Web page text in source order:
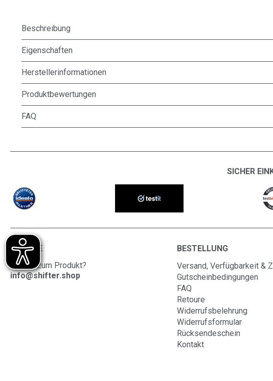
Beschreibung
Eigenschaften
Herstellerinformationen
Produktbewertungen
FAQ
SICHER
SERVICE
Fragen zum Produkt?
info@shifter.shop
BESTELLUNG
Versand, Verfügbarkeit &
Gutscheinbedingungen
FAQ
Retoure
Widerrufsbelehrung
Widerrufsformular
Rücksendeschein
Kontakt